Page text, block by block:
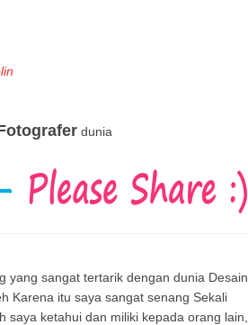
dunia
yang sangat tertarik dengan dunia Desain
Karena itu saya sangat senang Sekali
ketahui dan miliki kepada orang lain,